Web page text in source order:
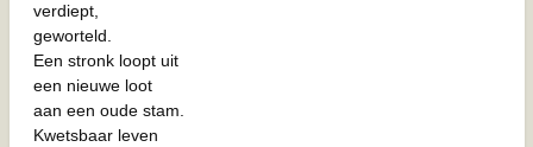
verdiept,
geworteld.
Een stronk loopt uit
een nieuwe loot
aan een oude stam.
Kwetsbaar leven